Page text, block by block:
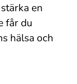
en
får du
hälsa och